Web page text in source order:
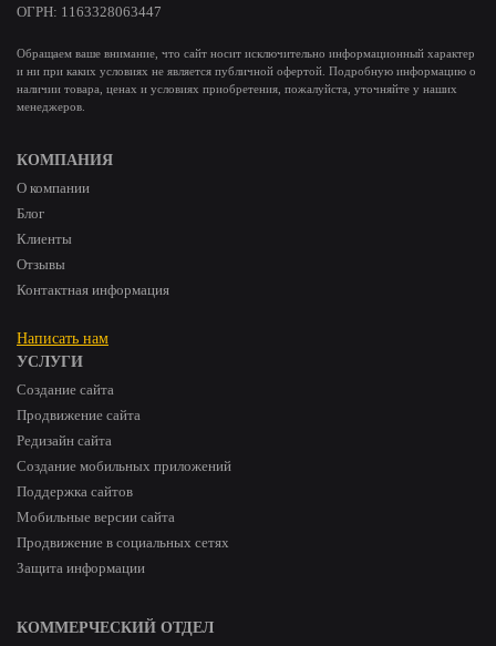
ОГРН: 1163328063447
Обращаем ваше внимание, что сайт носит исключительно информационный характер
и ни при каких условиях не является публичной офертой. Подробную информацию о
наличии товара, ценах и условиях приобретения, пожалуйста, уточняйте у наших
менеджеров.
УСЛУГИ
Создание сайта
Продвижение сайта
Редизайн сайта
Создание мобильных приложений
Поддержка сайтов
Мобильные версии сайта
Продвижение в социальных сетях
Защита информации
КОМПАНИЯ
О компании
Блог
Клиенты
Отзывы
Контактная информация
Написать нам
КОММЕРЧЕСКИЙ ОТДЕЛ